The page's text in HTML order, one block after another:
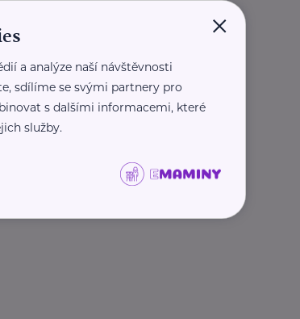
×
a analýze naší návštěvnosti
sdílíme se svými partnery pro
s dalšími informacemi, které
služby.